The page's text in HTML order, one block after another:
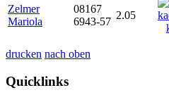
Zelmer
Mariola
08167
6943-57
2.05
drucken nach oben
Quicklinks